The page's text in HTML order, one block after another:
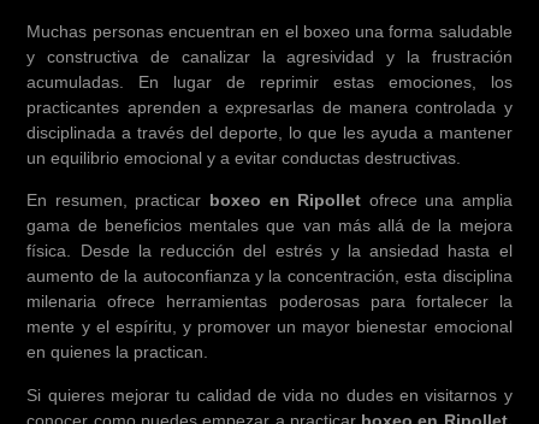
Muchas personas encuentran en el boxeo una forma saludable
y constructiva de canalizar la agresividad y la frustración
acumuladas. En lugar de reprimir estas emociones, los
practicantes aprenden a expresarlas de manera controlada y
disciplinada a través del deporte, lo que les ayuda a mantener
un equilibrio emocional y a evitar conductas destructivas.
En resumen, practicar boxeo en Ripollet ofrece una amplia
gama de beneficios mentales que van más allá de la mejora
física. Desde la reducción del estrés y la ansiedad hasta el
aumento de la autoconfianza y la concentración, esta disciplina
milenaria ofrece herramientas poderosas para fortalecer la
mente y el espíritu, y promover un mayor bienestar emocional
en quienes la practican.
Si quieres mejorar tu calidad de vida no dudes en visitarnos y
conocer como puedes empezar a practicar boxeo en Ripollet.